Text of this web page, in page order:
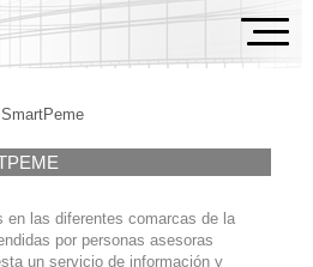
en las diferentes comarcas de la
por personas asesoras
un servicio de información y